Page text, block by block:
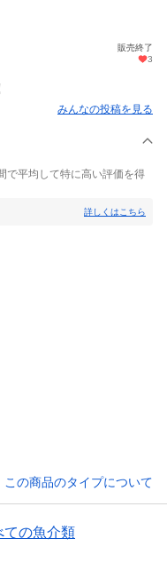
販売終了
3
みんなの投稿を見る
で平均して特に高い評価を得
詳しくはこちら
この商品のタイプについて
ての魚介類